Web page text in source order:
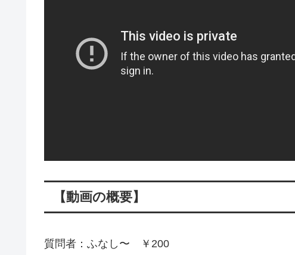
【動画の概要】
質問者：ふなし〜 ￥200